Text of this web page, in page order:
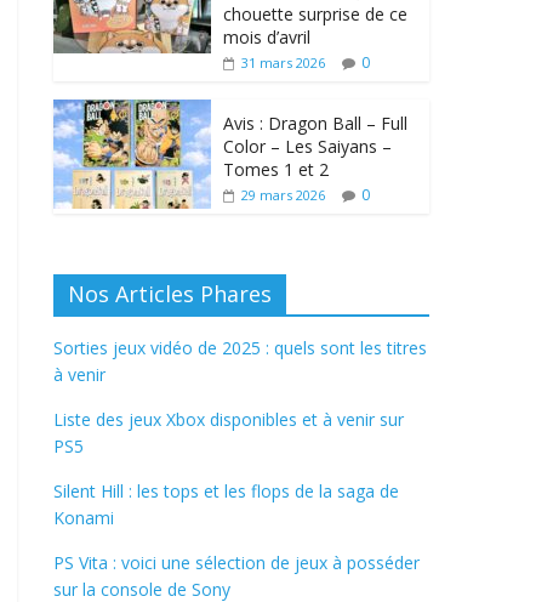
chouette surprise de ce
mois d’avril
31 mars 2026 0
Avis : Dragon Ball – Full
Color – Les Saiyans –
Tomes 1 et 2
29 mars 2026 0
Nos Articles Phares
Sorties jeux vidéo de 2025 : quels sont les titres
à venir
Liste des jeux Xbox disponibles et à venir sur
PS5
Silent Hill : les tops et les flops de la saga de
Konami
PS Vita : voici une sélection de jeux à posséder
sur la console de Sony